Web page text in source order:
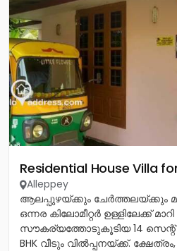
Residential House Villa
Alleppey
ആലപ്പുഴയ്ക്കും ചേർത്തലയ്ക്കും
ഒന്നര കിലോമീറ്റർ ഉള്ളിലേക്ക്
സൗകര്യത്തോടുകൂടിയ 14 സെന്റ്
BHK വീടും വിൽപ്പനയ്ക്ക്.